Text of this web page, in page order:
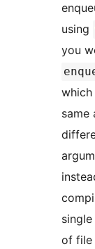
using
you
same
instead of
of file